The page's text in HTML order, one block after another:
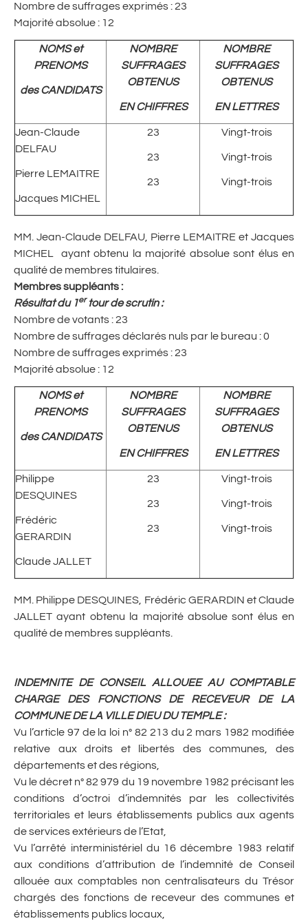
Nombre de suffrages exprimés : 23
Majorité absolue : 12
NOMS et
PRENOMS
des CANDIDATS
NOMBRE
SUFFRAGES
OBTENUS
EN CHIFFRES
NOMBRE
SUFFRAGES
OBTENUS
EN LETTRES
Jean-Claude
DELFAU
Pierre LEMAITRE
Jacques MICHEL
23
23
23
Vingt-trois
Vingt-trois
Vingt-trois
MM. Jean-Claude DELFAU, Pierre LEMAITRE et Jacques
MICHEL ayant obtenu la majorité absolue sont élus en
qualité de membres titulaires.
Membres suppléants :
Résultat du 1er tour de scrutin:
Nombre de votants : 23
Nombre de suffrages déclarés nuls par le bureau : 0
Nombre de suffrages exprimés : 23
Majorité absolue : 12
NOMS et
PRENOMS
des CANDIDATS
NOMBRE
SUFFRAGES
OBTENUS
EN CHIFFRES
NOMBRE
SUFFRAGES
OBTENUS
EN LETTRES
Philippe
DESQUINES
Frédéric
GERARDIN
Claude JALLET
23
23
23
Vingt-trois
Vingt-trois
Vingt-trois
MM. Philippe DESQUINES, Frédéric GERARDIN et Claude
JALLET ayant obtenu la majorité absolue sont élus en
qualité de membres suppléants.
INDEMNITE DE CONSEIL ALLOUEE AU COMPTABLE
CHARGE DES FONCTIONS DE RECEVEUR DE LA
COMMUNE DE LA VILLE DIEU DU TEMPLE:
Vu l’article 97 de la loi n° 82 213 du 2 mars 1982 modifiée
relative aux droits et libertés des communes, des
départements et des régions,
Vu le décret n° 82 979 du 19 novembre 1982 précisant les
conditions d’octroi d’indemnités par les collectivités
territoriales et leurs établissements publics aux agents
de services extérieurs de l’Etat,
Vu l’arrêté interministériel du 16 décembre 1983 relatif
aux conditions d’attribution de l’indemnité de Conseil
allouée aux comptables non centralisateurs du Trésor
chargés des fonctions de receveur des communes et
établissements publics locaux,